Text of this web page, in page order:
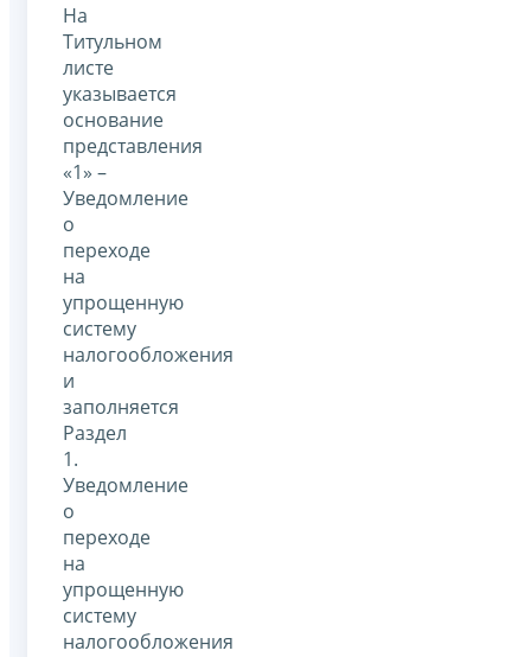
На
Титульном
листе
указывается
основание
представления
«1» –
Уведомление
о
переходе
на
упрощенную
систему
налогообложения
и
заполняется
Раздел
1.
Уведомление
о
переходе
на
упрощенную
систему
налогообложения